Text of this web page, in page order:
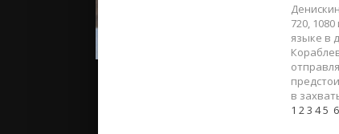
2024
2023
2022
2021
720,
языке в
в
1 23 45 6